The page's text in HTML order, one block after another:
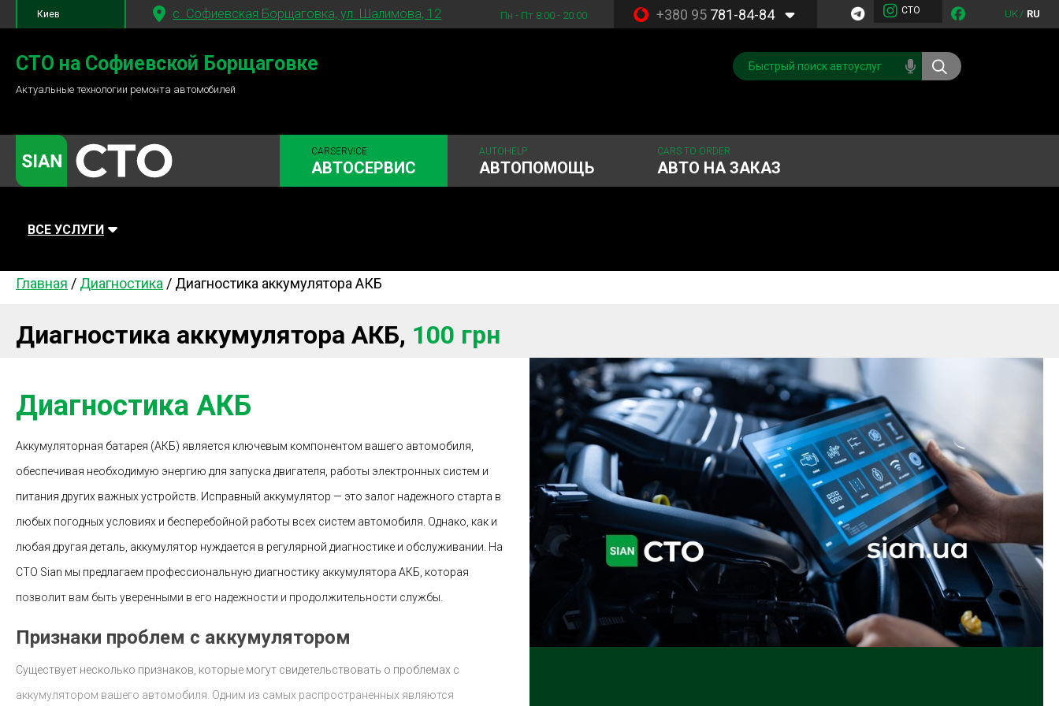
Киев c. Софиевская Борщаговка, ул. Шалимова, 12 Пн - Пт 8:00 - 20:00 +380 95781-84-84 СТО UK/ RU
+380 95781-84-84
+380 98791-84-84
СТО на Софиевской Борщаговке
Актуальные технологии ремонта автомобилей
CARSERVICE
АВТОСЕРВИС
AUTOHELP
АВТОПОМОЩЬ
CARS TO ORDER
АВТО НА ЗАКАЗ
ВСЕ УСЛУГИ
Автомойка Плановое ТО Топливная система
Тормозная система Замена Ремней
Главная / Диагностика / Диагностика аккумулятора АКБ
Диагностика аккумулятора АКБ, 100 грн
Диагностика АКБ
Аккумуляторная батарея (АКБ) является ключевым компонентом вашего автомобиля,
обеспечивая необходимую энергию для запуска двигателя, работы электронных систем и
питания других важных устройств. Исправный аккумулятор — это залог надежного старта в
любых погодных условиях и бесперебойной работы всех систем автомобиля. Однако, как и
любая другая деталь, аккумулятор нуждается в регулярной диагностике и обслуживании. На
СТО Sian мы предлагаем профессиональную диагностику аккумулятора АКБ, которая
позволит вам быть уверенными в его надежности и продолжительности службы.
Признаки проблем с аккумулятором
Существует несколько признаков, которые могут свидетельствовать о проблемах с
аккумулятором вашего автомобиля. Одним из самых распространенных являются